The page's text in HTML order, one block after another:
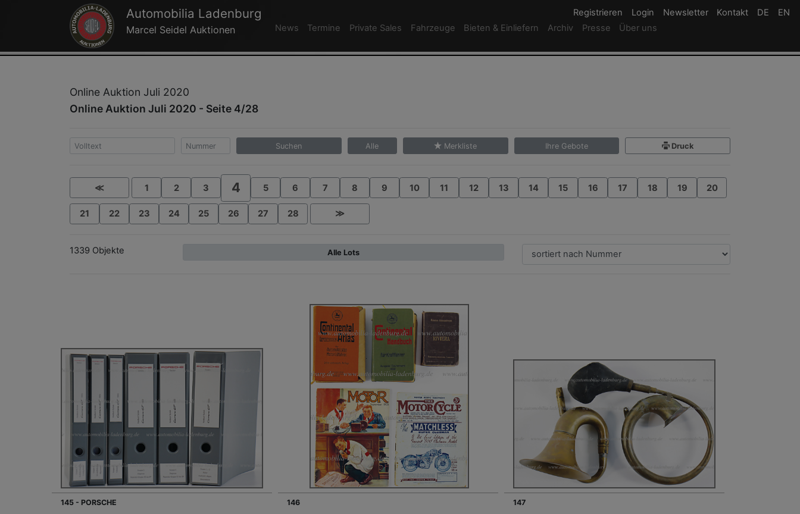
Automobilia Ladenburg
Marcel Seidel Auktionen News Termine Private Sales Fahrzeuge Bieten & Einliefern Archiv Presse Über uns
Registrieren Registrieren
Login Login
NewsletterNewsletter
Kontakt Newsletter
DE EN
Online Auktion Juli 2020
Online Auktion Juli 2020 - Seite 4/28
Suchen Alle Merkliste Ihre Gebote Druck
≪ 1 2 3 4 5 6 7 8 9 10 11 12 13 14 15 16 17 18 19 20
21 22 23 24 25 26 27 28 ≫
1339 Objekte Alle Lots
145 - PORSCHE 146 147